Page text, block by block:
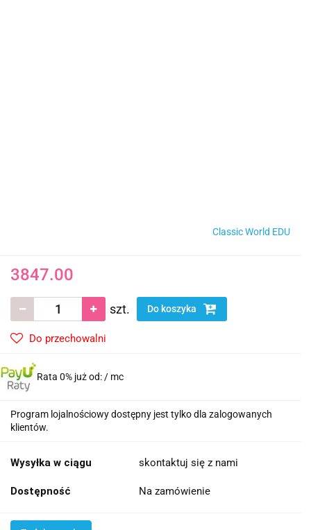
Classic World EDU
3847.00
szt. Do koszyka
Do przechowalni
Rata 0% już od:/ mc
Program lojalnościowy dostępny jest tylko dla zalogowanych
klientów.
Wysyłka w ciągu skontaktuj się z nami
Dostępność Na zamówienie